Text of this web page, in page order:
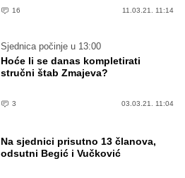
16 11.03.21. 11:14
Sjednica počinje u 13:00
Hoće li se danas kompletirati
stručni štab Zmajeva?
3 03.03.21. 11:04
Na sjednici prisutno 13 članova,
odsutni Begić i Vučković